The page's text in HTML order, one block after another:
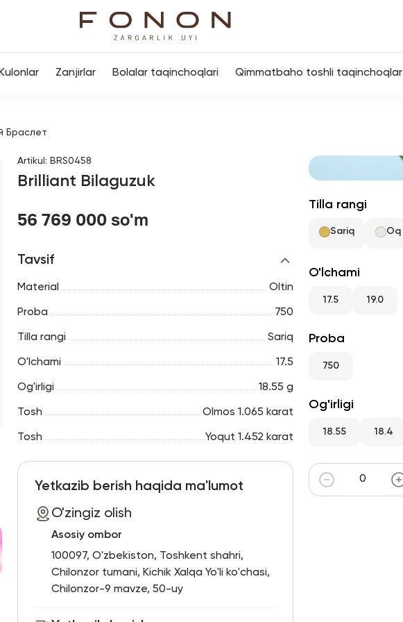
Kulonlar Zanjirlar Bolalar taqinchoqlari Qimmatbaho toshli taqinchoqlar
Браслет
Artikul : BRS0458
Brilliant Bilaguzuk
56 769 000 so'm
Tavsif
Material Oltin
Proba 750
Tilla rangi Sariq
O'lchami 17.5
Og'irligi 18.55 g
Tosh Olmos 1.065 karat
Tosh Yoqut 1.452 karat
Yetkazib berish haqida ma'lumot
O'zingiz olish
Asosiy ombor
100097, O'zbekiston, Toshkent shahri,
Chilonzor tumani, Kichik Xalqa Yo'li ko'chasi,
Chilonzor-9 mavze, 50-uy
Tilla rangi
Sariq Oq
O'lchami
17.5 19.0
Proba
750
Og'irligi
18.55 18.4